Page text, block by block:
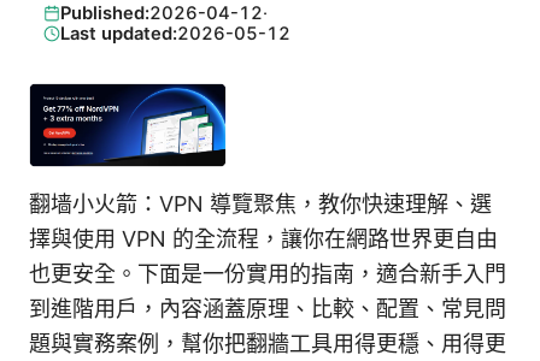
Published:2026-04-12·
Last updated:2026-05-12
翻墙小火箭：VPN 導覽聚焦，教你快速理解、選
擇與使用 VPN 的全流程，讓你在網路世界更自由
也更安全。下面是一份實用的指南，適合新手入門
到進階用戶，內容涵蓋原理、比較、配置、常見問
題與實務案例，幫你把翻牆工具用得更穩、用得更